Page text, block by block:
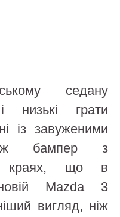
седану
низькі грати
із завуженими
бампер з
краях, що в
Mazda 3
вигляд, ніж